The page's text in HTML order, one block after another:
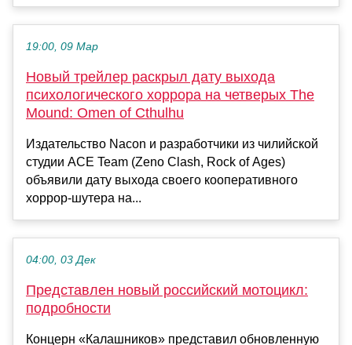
19:00, 09 Мар
Новый трейлер раскрыл дату выхода
психологического хоррора на четверых The
Mound: Omen of Cthulhu
Издательство Nacon и разработчики из чилийской
студии ACE Team (Zeno Clash, Rock of Ages)
объявили дату выхода своего кооперативного
хоррор-шутера на...
04:00, 03 Дек
Представлен новый российский мотоцикл:
подробности
Концерн «Калашников» представил обновленную